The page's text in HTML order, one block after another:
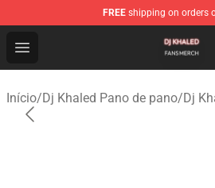
FREE shipping on orders
Open menu
Dj Khaled Shop - Official Dj
Início/Dj Khaled Pano de pano/Dj